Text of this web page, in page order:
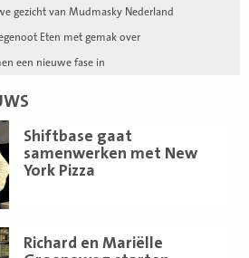
gezicht van Mudmasky Nederland
Eten met gemak over
een nieuwe fase in
Shiftbase gaat
samenwerken met New
York Pizza
Richard en Mariëlle